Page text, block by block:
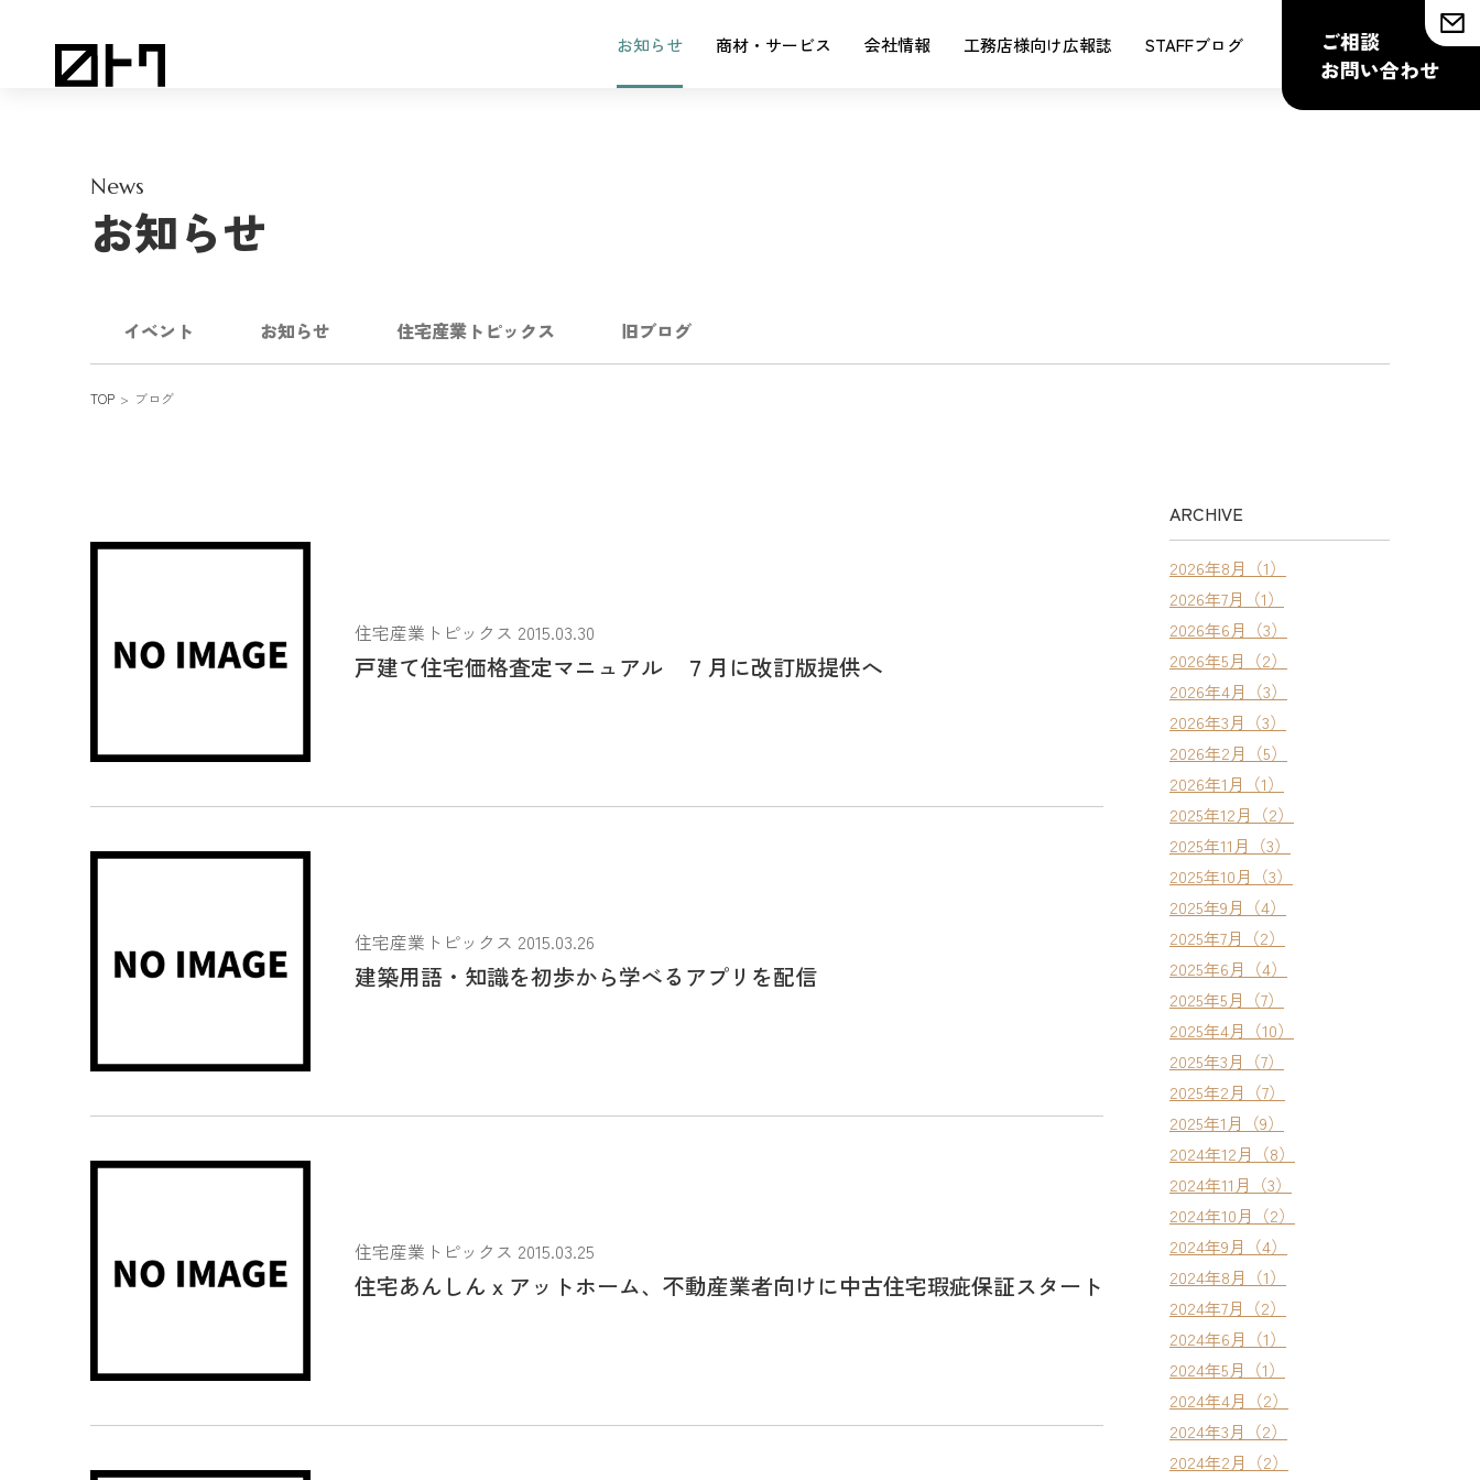
お知らせ 商材・サービス 会社情報 工務店様向け広報誌 STAFFブログ
ご相談
お問い合わせ
News
お知らせ
イベント お知らせ 住宅産業トピックス 旧ブログ
TOP ブログ
住宅産業トピックス 2015.03.30
戸建て住宅価格査定マニュアル ７月に改訂版提供へ
住宅産業トピックス 2015.03.26
建築用語・知識を初歩から学べるアプリを配信
住宅産業トピックス 2015.03.25
住宅あんしんｘアットホーム、不動産業者向けに中古住宅瑕疵保証スタート
ARCHIVE
2026年8月（1）
2026年7月（1）
2026年6月（3）
2026年5月（2）
2026年4月（3）
2026年3月（3）
2026年2月（5）
2026年1月（1）
2025年12月（2）
2025年11月（3）
2025年10月（3）
2025年9月（4）
2025年7月（2）
2025年6月（4）
2025年5月（7）
2025年4月（10）
2025年3月（7）
2025年2月（7）
2025年1月（9）
2024年12月（8）
2024年11月（3）
2024年10月（2）
2024年9月（4）
2024年8月（1）
2024年7月（2）
2024年6月（1）
2024年5月（1）
2024年4月（2）
2024年3月（2）
2024年2月（2）